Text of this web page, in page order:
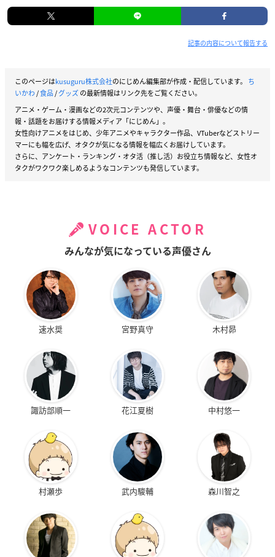
記事の内容について報告する
このページはkusuguru株式会社のにじめん編集部が作成・配信しています。 ち
いかわ/食品/グッズの最新情報はリンク先をご覧ください。
アニメ・ゲーム・漫画などの2次元コンテンツや、声優・舞台・俳優などの情
報・話題をお届けする情報メディア「にじめん」。
女性向けアニメをはじめ、少年アニメやキャラクター作品、VTuberなどストリー
マーにも幅を広げ、オタクが気になる情報を幅広くお届けしています。
さらに、アンケート・ランキング・オタ活（推し活）お役立ち情報など、女性オ
タクがワクワク楽しめるようなコンテンツも発信しています。
VOICE ACTOR
みんなが気になっている声優さん
速水奨 宮野真守 木村昴
諏訪部順一 花江夏樹 中村悠一
村瀬歩 武内駿輔 森川智之